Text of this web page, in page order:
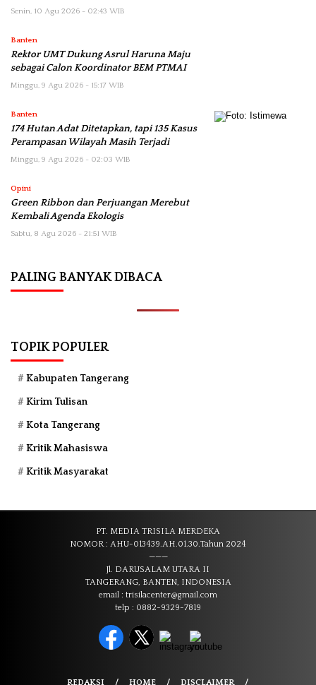
Senin, 10 Agu 2026 - 02:43 WIB
Banten
Rektor UMT Dukung Asrul Haruna Maju
sebagai Calon Koordinator BEM PTMAI
Minggu, 9 Agu 2026 - 15:17 WIB
Banten
174 Hutan Adat Ditetapkan, tapi 135 Kasus
Perampasan Wilayah Masih Terjadi
Minggu, 9 Agu 2026 - 02:03 WIB
Opini
Green Ribbon dan Perjuangan Merebut
Kembali Agenda Ekologis
Sabtu, 8 Agu 2026 - 21:51 WIB
PALING BANYAK DIBACA
TOPIK POPULER
Kabupaten Tangerang
Kirim Tulisan
Kota Tangerang
Kritik Mahasiswa
Kritik Masyarakat
PT. MEDIA TRISILA MERDEKA
NOMOR : AHU-013439.AH.01.30.Tahun 2024
———
Jl. DARUSALAM UTARA II
TANGERANG, BANTEN, INDONESIA
email : trisilacenter@gmail.com
telp : 0882-9329-7819
REDAKSI HOME DISCLAIMER